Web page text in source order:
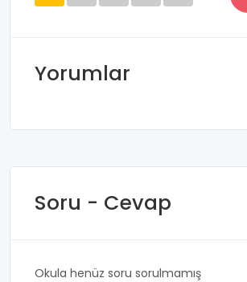
Yorumlar
Soru - Cevap
Okula henüz soru sorulmamış